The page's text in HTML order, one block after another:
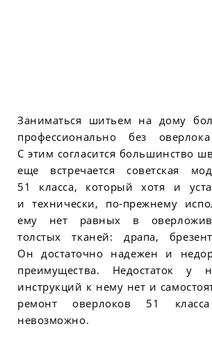
Заниматься шитьем на дому
профессионально без
С этим согласится большинство
еще встречается советская
51 класса, который хотя и
и технически, по-прежнему
ему нет равных в
толстых тканей: драпа,
Он достаточно надежен и
преимущества. Недостаток
инструкций к нему нет и
ремонт оверлоков 51 класса
невозможно.